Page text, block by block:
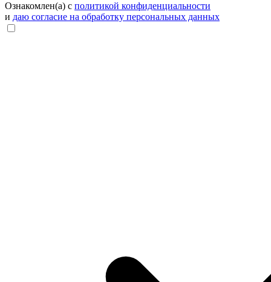
Ознакомлен(а) с политикой конфиденциальности
и даю согласие на обработку персональных данных